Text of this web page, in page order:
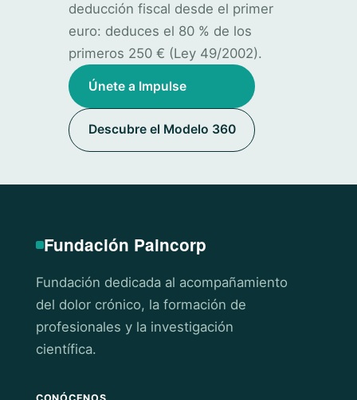
deducción fiscal desde el primer
euro: deduces el 80 % de los
primeros 250 € (Ley 49/2002).
Únete a Impulse
Descubre el Modelo 360
Fundación Paincorp
Fundación dedicada al acompañamiento
del dolor crónico, la formación de
profesionales y la investigación
científica.